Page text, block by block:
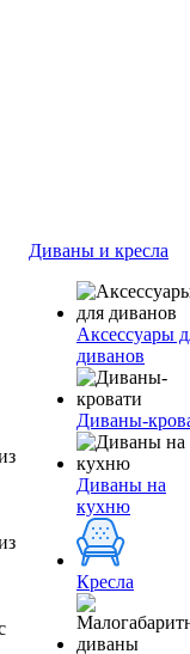
Диваны и кресла
Аксессуары
диванов
Диваны-
Диваны на
кухню
Кресла